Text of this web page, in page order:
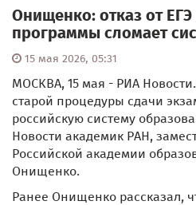
Онищенко: отказ от ЕГЭ
программы сломает
15 мая 2026, 05:31
МОСКВА, 15 мая - РИА Новости.
старой процедуры сдачи
российскую систему
Новости академик РАН,
Российской академии
Онищенко.
Ранее Онищенко рассказал,